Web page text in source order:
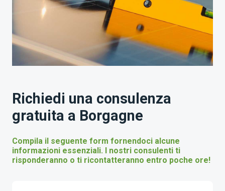
Richiedi una consulenza
gratuita a Borgagne
Compila il seguente form fornendoci alcune
informazioni essenziali. I nostri consulenti ti
risponderanno o ti ricontatteranno entro poche ore!